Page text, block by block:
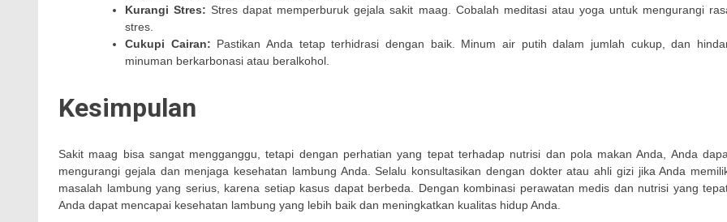
Kurangi Stres: Stres dapat memperburuk gejala sakit maag. Cobalah meditasi atau yoga untuk mengurangi
stres.
Cukupi Cairan: Pastikan Anda tetap terhidrasi dengan baik. Minum air putih dalam jumlah cukup, dan
minuman berkarbonasi atau beralkohol.
Kesimpulan
Sakit maag bisa sangat mengganggu, tetapi dengan perhatian yang tepat terhadap nutrisi dan pola makan Anda, Anda
mengurangi gejala dan menjaga kesehatan lambung Anda. Selalu konsultasikan dengan dokter atau ahli gizi jika Anda
masalah lambung yang serius, karena setiap kasus dapat berbeda. Dengan kombinasi perawatan medis dan nutrisi yang
Anda dapat mencapai kesehatan lambung yang lebih baik dan meningkatkan kualitas hidup Anda.